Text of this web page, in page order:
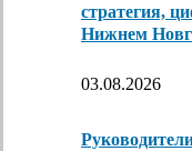
стратегия,
Нижнем
03.08.2026